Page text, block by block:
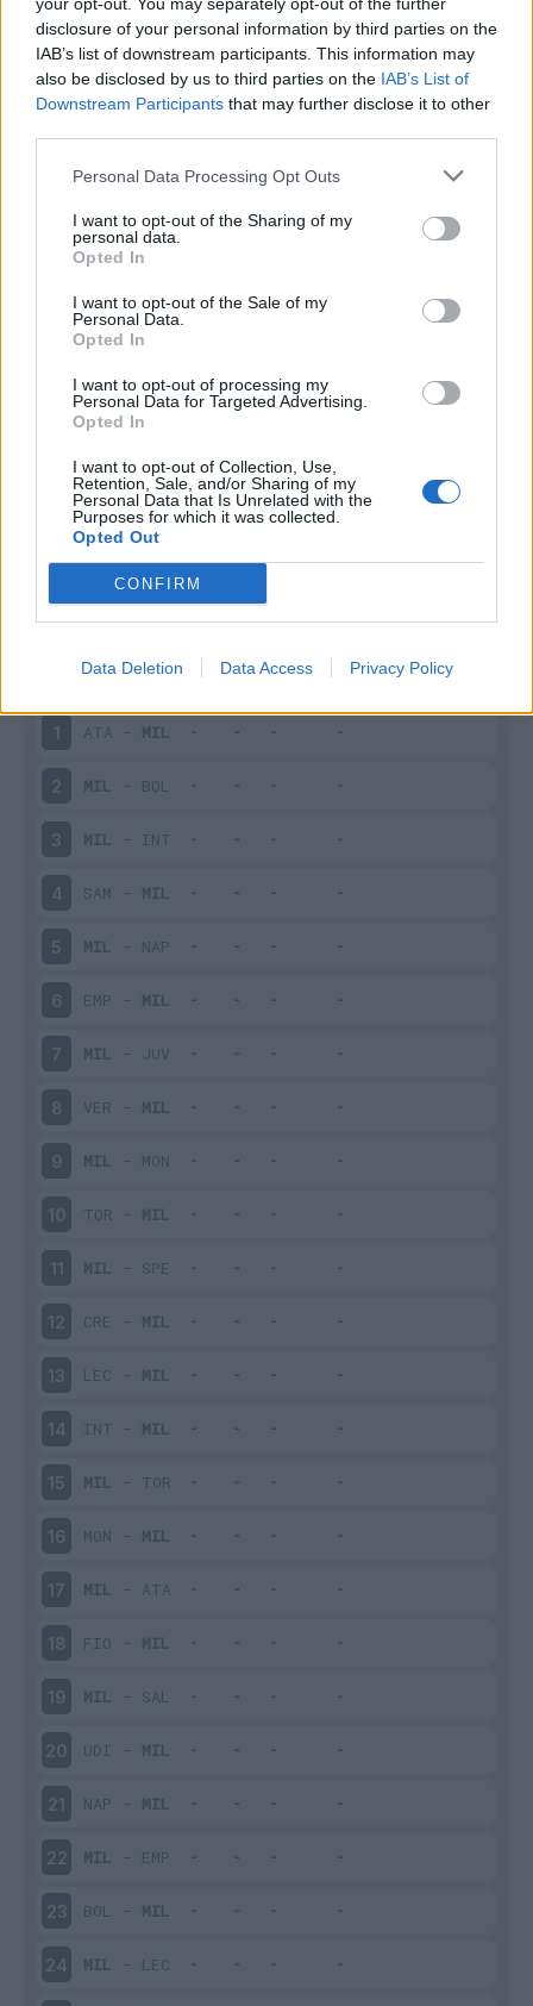
disclosure of your personal information by third parties on the
IAB’s list of downstream participants. This information may
also be disclosed by us to third parties on the IAB’s List of
Downstream Participants that may further disclose it to other
Personal Data Processing Opt Outs
I want to opt-out of the Sharing of my
personal data.
Opted In
I want to opt-out of the Sale of my
Personal Data.
Opted In
I want to opt-out of processing my
Personal Data for Targeted Advertising.
Opted In
I want to opt-out of Collection, Use,
Retention, Sale, and/or Sharing of my
Personal Data that Is Unrelated with the
Purposes for which it was collected.
Opted Out
CONFIRM
Data Deletion Data Access Privacy Policy
Classic Mantra
Entrato
Inutilizzato 29 - 100
Scarica riepilogo
stagionale
Scarica
1 ATA - MIL
2 MIL - BOL
3 MIL - INT
4 SAM - MIL
5 MIL - NAP
6 EMP - MIL
7 MIL - JUV
8 VER - MIL
9 MIL - MON
10 TOR - MIL
11 MIL - SPE
12 CRE - MIL
13 LEC - MIL
14 INT - MIL
15 MIL - TOR
16 MON - MIL
17 MIL - ATA
18 FIO - MIL
19 MIL - SAL
20 UDI - MIL
21 NAP - MIL
22 MIL - EMP
23 BOL - MIL
24 MIL - LEC